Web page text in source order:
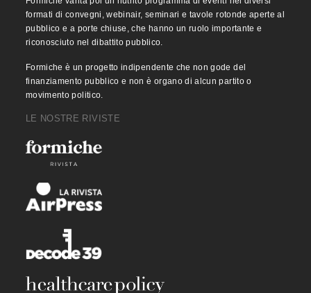
formati di convegni, webinair, seminari e tavole rotonde aperte al
pubblico e a porte chiuse, che hanno un ruolo importante e
riconosciuto nel dibattito pubblico.
Formiche è un progetto indipendente che non gode del
finanziamento pubblico e non è organo di alcun partito o
movimento politico.
LE NOSTRE RIVISTE